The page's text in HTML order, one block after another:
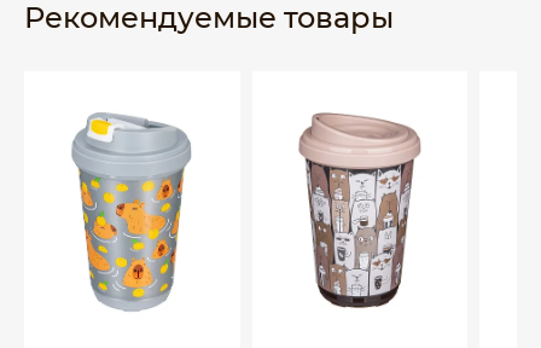
Рекомендуемые товары